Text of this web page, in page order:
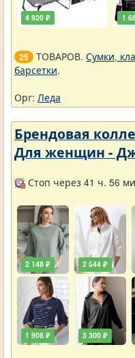
4 920 ₽ 1
25 ТОВАРОВ. Сумки,
барсетки.
Орг: Леда
Брендовая
Для женщин -
Стоп через 41 ч. 56
2 148 ₽
1 908 ₽
2 544 ₽
3 300 ₽